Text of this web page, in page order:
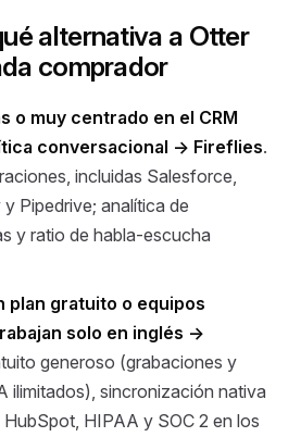
alternativa a Otter
comprador
o muy centrado en el CRM
conversacional → Fireflies.
incluidas Salesforce,
Pipedrive; analítica de
y ratio de habla-escucha
plan gratuito o equipos
solo en inglés →
generoso (grabaciones y
ilimitados), sincronización nativa
HIPAA y SOC 2 en los